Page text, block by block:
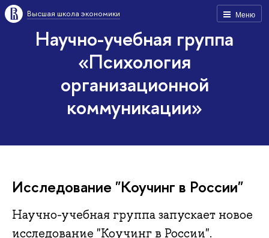
Меню
Высшая школа экономики
Научно-учебная группа
«Психология
организационной
коммуникации»
Исследование "Коучинг в России"
Научно-учебная группа запускает новое
исследование "Коучинг в России".